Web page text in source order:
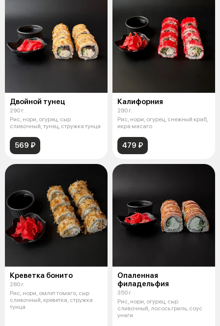
Двойной тунец
290 г.
Рис, нори, огурец, сыр
сливочный, тунец, стружка тунца
569 ₽
Калифорния
280 г.
Рис, нори, огурец, снежный краб,
икра масаго
479 ₽
Креветка бонито
280 г.
Рис, нори, омлет томаго, сыр
сливочный, креветка, стружка
тунца
Опаленная
филадельфия
350 г.
Рис, нори, огурец, сыр
сливочный, лосось гриль, соус
унаги